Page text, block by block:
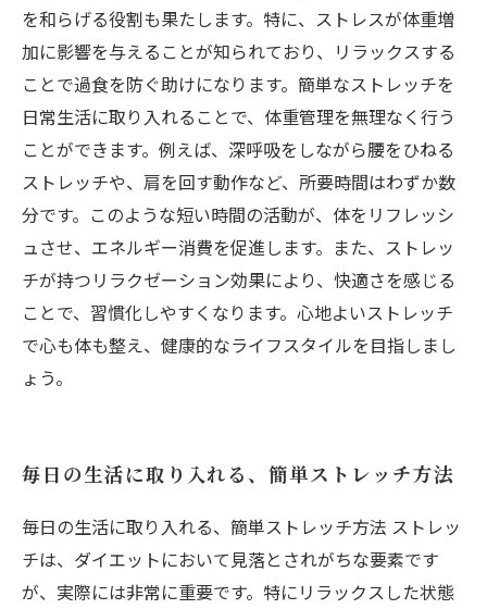
を和らげる役割も果たします。特に、ストレスが体重増
加に影響を与えることが知られており、リラックスする
ことで過食を防ぐ助けになります。簡単なストレッチを
日常生活に取り入れることで、体重管理を無理なく行う
ことができます。例えば、深呼吸をしながら腰をひねる
ストレッチや、肩を回す動作など、所要時間はわずか数
分です。このような短い時間の活動が、体をリフレッシ
ュさせ、エネルギー消費を促進します。また、ストレッ
チが持つリラクゼーション効果により、快適さを感じる
ことで、習慣化しやすくなります。心地よいストレッチ
で心も体も整え、健康的なライフスタイルを目指しまし
ょう。
毎日の生活に取り入れる、簡単ストレッチ方法
毎日の生活に取り入れる、簡単ストレッチ方法 ストレッ
チは、ダイエットにおいて見落とされがちな要素です
が、実際には非常に重要です。特にリラックスした状態